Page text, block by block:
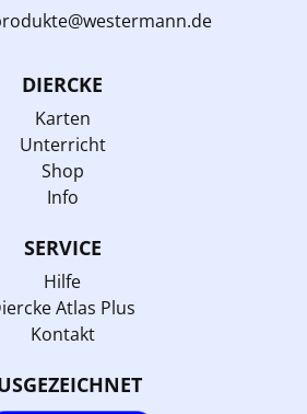
DIERCKE
Karten
Unterricht
Shop
Info
SERVICE
Hilfe
Atlas Plus
Kontakt